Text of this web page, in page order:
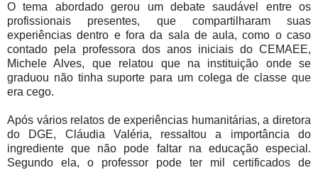
O tema abordado gerou um debate saudável entre os
profissionais presentes, que compartilharam suas
experiências dentro e fora da sala de aula, como o caso
contado pela professora dos anos iniciais do CEMAEE,
Michele Alves, que relatou que na instituição onde se
graduou não tinha suporte para um colega de classe que
era cego.
Após vários relatos de experiências humanitárias, a diretora
do DGE, Cláudia Valéria, ressaltou a importância do
ingrediente que não pode faltar na educação especial.
Segundo ela, o professor pode ter mil certificados de